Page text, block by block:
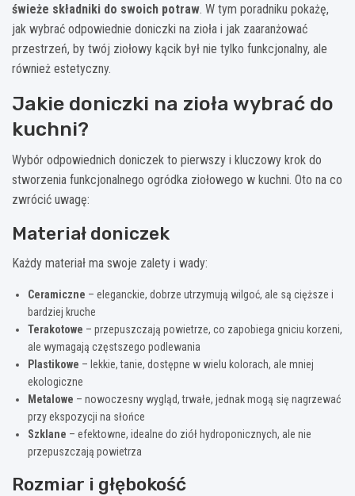
świeże składniki do swoich potraw. W tym poradniku pokażę,
jak wybrać odpowiednie doniczki na zioła i jak zaaranżować
przestrzeń, by twój ziołowy kącik był nie tylko funkcjonalny, ale
również estetyczny.
Jakie doniczki na zioła wybrać do
kuchni?
Wybór odpowiednich doniczek to pierwszy i kluczowy krok do
stworzenia funkcjonalnego ogródka ziołowego w kuchni. Oto na co
zwrócić uwagę:
Materiał doniczek
Każdy materiał ma swoje zalety i wady:
Ceramiczne – eleganckie, dobrze utrzymują wilgoć, ale są cięższe i
bardziej kruche
Terakotowe – przepuszczają powietrze, co zapobiega gniciu korzeni,
ale wymagają częstszego podlewania
Plastikowe – lekkie, tanie, dostępne w wielu kolorach, ale mniej
ekologiczne
Metalowe – nowoczesny wygląd, trwałe, jednak mogą się nagrzewać
przy ekspozycji na słońce
Szklane – efektowne, idealne do ziół hydroponicznych, ale nie
przepuszczają powietrza
Rozmiar i głębokość